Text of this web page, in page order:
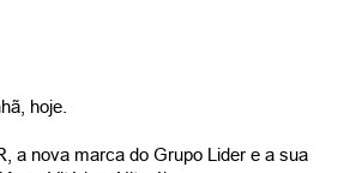
hoje.
a nova marca do Grupo Lider e a sua